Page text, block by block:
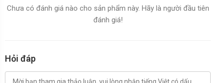
Chưa có đánh giá nào cho sản phẩm này. Hãy là người đầu tiên
đánh giá!
Hỏi đáp